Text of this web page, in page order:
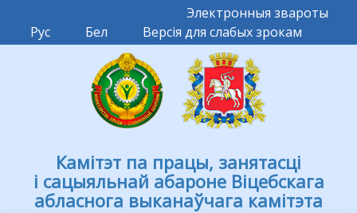
Электронныя звароты
Рус
Бел Версія для слабых зрокам
Камітэт па працы, занятасці
і сацыяльнай абароне Віцебскага
абласнога выканаўчага камітэта